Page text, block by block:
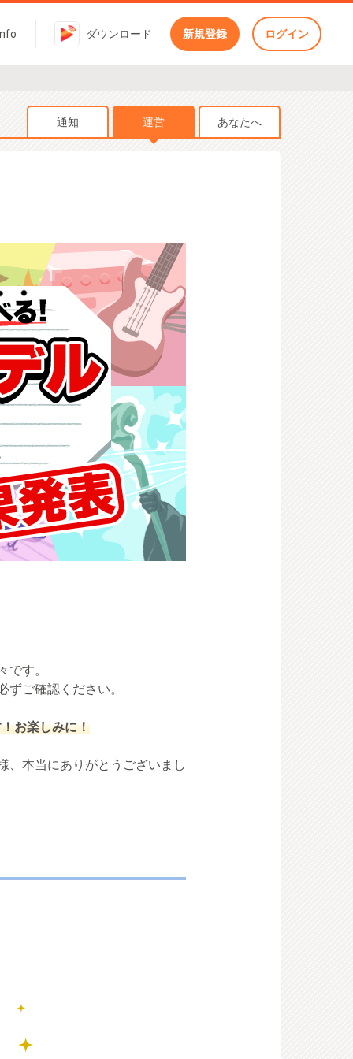
ダウンロード 新規登録 ログイン
通知 運営 あなたへ
す。
ご確認ください。
お楽しみに！
、本当にありがとうございまし